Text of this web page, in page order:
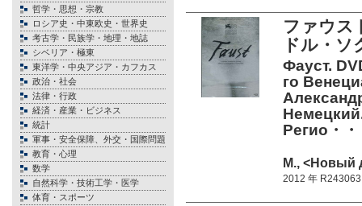
哲学・思想・宗教
ロシア史・中東欧史・世界史
考古学・民族学・地理・地誌
シベリア・極東
東洋学・中央アジア・カフカス
政治・社会
法律・行政
経済・産業・ビジネス
統計
軍事・安全保障、外交・国際問題
教育・心理
数学
自然科学・技術工学・医学
体育・スポーツ
ファウ
ドル・ソ
Фауст.
го
Регио・・
М., <Новый
2012 年 R243063